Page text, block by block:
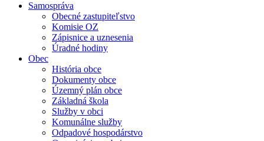
Samospráva
Obecné zastupiteľstvo
Komisie OZ
Zápisnice a uznesenia
Úradné hodiny
Obec
História obce
Dokumenty obce
Územný plán obce
Základná škola
Služby v obci
Komunálne služby
Odpadové hospodárstvo